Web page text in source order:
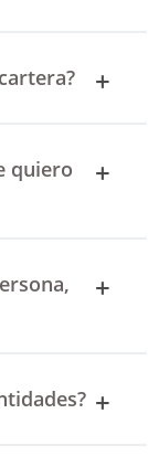
quiero